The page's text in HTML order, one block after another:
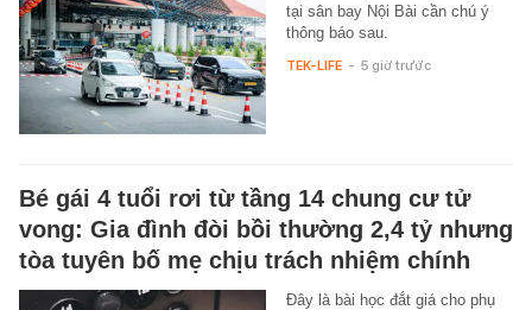
tại sân bay Nội Bài cần chú ý
thông báo sau.
TEK-LIFE - 5 giờ trước
Bé gái 4 tuổi rơi từ tầng 14 chung cư tử
vong: Gia đình đòi bồi thường 2,4 tỷ nhưng
tòa tuyên bố mẹ chịu trách nhiệm chính
Đây là bài học đắt giá cho phụ